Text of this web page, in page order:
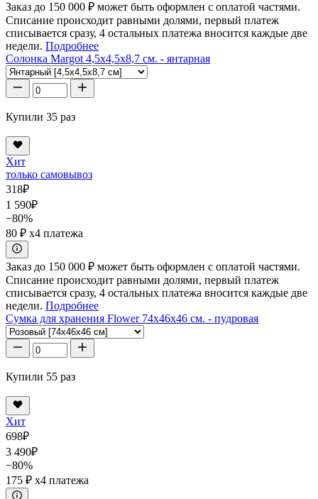
Заказ до 150 000 ₽ может быть оформлен с оплатой частями.
Списание происходит равными долями, первый платеж
списывается сразу, 4 остальных платежа вносится каждые две
недели. Подробнее
Солонка Margot 4,5x4,5x8,7 см. - янтарная
Купили 35 раз
Хит
только самовывоз
318₽
1 590₽
−80%
80 ₽ x4 платежа
Заказ до 150 000 ₽ может быть оформлен с оплатой частями.
Списание происходит равными долями, первый платеж
списывается сразу, 4 остальных платежа вносится каждые две
недели. Подробнее
Сумка для хранения Flower 74x46x46 см. - пудровая
Купили 55 раз
Хит
698₽
3 490₽
−80%
175 ₽ x4 платежа